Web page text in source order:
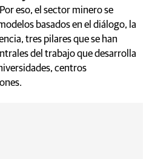
Por eso, el sector minero se
basados en el diálogo, la
tres pilares que se han
del trabajo que desarrolla
centros